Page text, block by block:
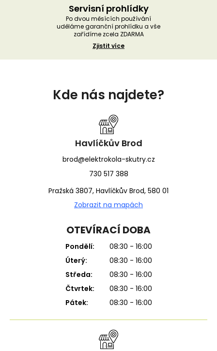
Servisní prohlídky
Po dvou měsících používání
uděláme garanční prohlídku a vše
zařídíme zcela ZDARMA
Zjistit více
Kde nás najdete?
Havlíčkův Brod
brod@elektrokola-skutry.cz
730 517 388
Pražská 3807, Havlíčkův Brod, 580 01
Zobrazit na mapách
OTEVÍRACÍ DOBA
Pondělí:
08:30 - 16:00
Úterý:
08:30 - 16:00
Středa:
08:30 - 16:00
Čtvrtek:
08:30 - 16:00
Pátek:
08:30 - 16:00